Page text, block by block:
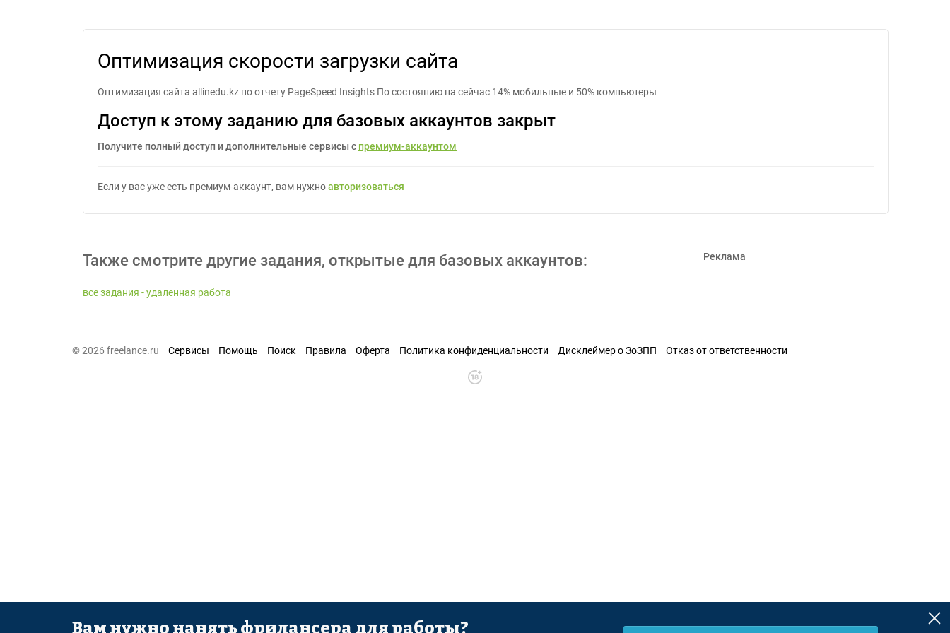
Оптимизация скорости загрузки сайта
Оптимизация сайта allinedu.kz по отчету PageSpeed Insights По состоянию на сейчас 14% мобильные и 50% компьютеры
Доступ к этому заданию для базовых аккаунтов закрыт
Получите полный доступ и дополнительные сервисы с премиум-аккаунтом
Если у вас уже есть премиум-аккаунт, вам нужноавторизоваться
Также смотрите другие задания, открытые для базовых аккаунтов:
все задания - удаленная работа
Реклама
© 2026 freelance.ru Сервисы Помощь Поиск Правила Оферта Политика конфиденциальности Дисклеймер о ЗоЗПП Отказ от ответственности
Вам нужно нанять фрилансера для работы?